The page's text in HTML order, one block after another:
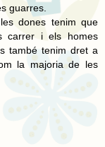
guarres.
dones tenim que
carrer i els homes
també tenim dret a
la majoria de les